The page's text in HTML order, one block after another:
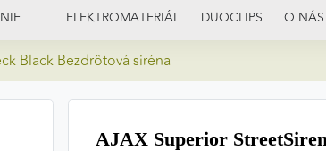
ELEKTROMATERIÁL DUOCLIPS O NÁS
Black Bezdrôtová siréna
AJAX Superior